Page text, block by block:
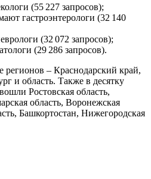
(55 227 запросов);
гастроэнтерологи (32 140
(32 072 запросов);
(29 286 запросов).
регионов – Краснодарский край,
и область. Также в десятку
Ростовская область,
область, Воронежская
Башкортостан, Нижегородская